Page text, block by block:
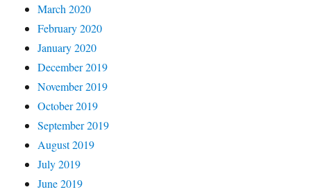
March 2020
February 2020
January 2020
December 2019
November 2019
October 2019
September 2019
August 2019
July 2019
June 2019